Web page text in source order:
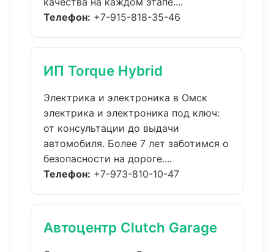
Телефон: +7-915-818-35-46
ИП Torque Hybrid
Электрика и электроника в Омск
электрика и электроника под ключ:
от консультации до выдачи
автомобиля. Более 7 лет заботимся о
безопасности на дороге....
Телефон: +7-973-810-10-47
Автоцентр Clutch Garage